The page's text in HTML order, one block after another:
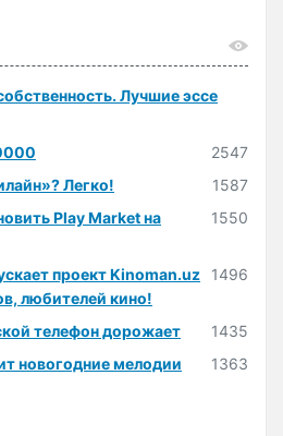
Лучшие эссе
2547
Легко!
1587
Play Market на
1550
проект Kinoman.uz
любителей кино!
1496
телефон дорожает
1435
новогодние мелодии
1363